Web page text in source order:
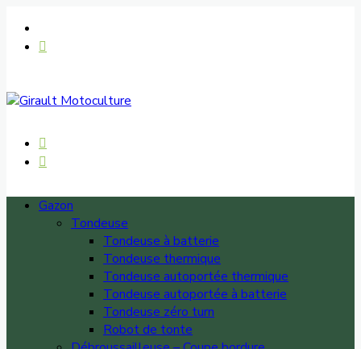
Gazon
Tondeuse
Tondeuse à batterie
Tondeuse thermique
Tondeuse autoportée thermique
Tondeuse autoportée à batterie
Tondeuse zéro turn
Robot de tonte